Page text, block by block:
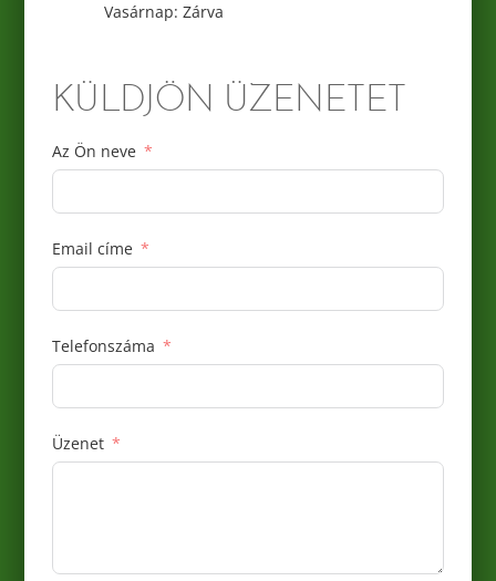
Vasárnap: Zárva
KÜLDJÖN ÜZENETET
Az Ön neve
Email címe
Telefonszáma
Üzenet